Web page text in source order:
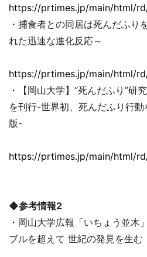
https://prtimes.jp/main/html/
・捕食者との同居は死んだふり
れた迅速な進化反応～
https://prtimes.jp/main/html/
・【岡山大学】“死んだふり”研
を刊行-世界初、死んだふり行
版-
https://prtimes.jp/main/html/
◆参考情報2
・岡山大学広報「いちょう並木
ブルを超えて 世紀の発見を生む